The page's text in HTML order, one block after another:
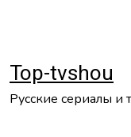
Top-tvshou
Русские сериалы и